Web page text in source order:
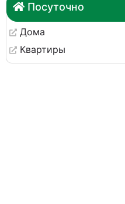
Посуточно
Дома
Квартиры